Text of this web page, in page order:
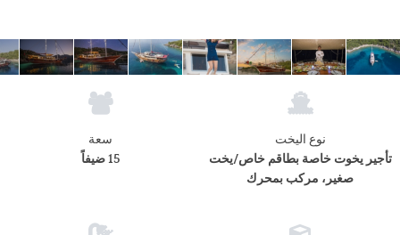
نوع اليخت
تأجير يخوت خاصة بطاقم خاص/يخت
صغير، مركب بمحرك
سعة
15 ضيفاً